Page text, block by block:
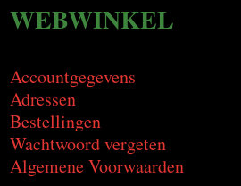
WEBWINKEL
Accountgegevens
Adressen
Bestellingen
Wachtwoord vergeten
Algemene Voorwaarden